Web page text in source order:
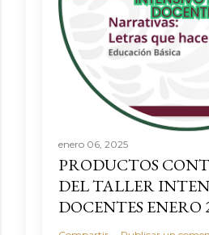
enero 06, 2025
PRODUCTOS
DEL TALLER
DOCENTES ENERO